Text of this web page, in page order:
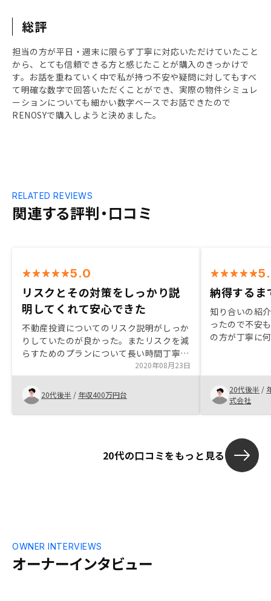
総評
担当の方が平日・週末に限らず丁寧に対応いただけていたこと
から、とても信頼できる方と感じたことが購入のきっかけで
す。お話を重ねていく中で私が持つ不安や疑問に対してもすべ
て明確な数字で回答いただくことができ、実際の物件シミュレ
ーションについても細かい数字ベースでお話できたので
RENOSYで購入しようと決めました。
関連する評判・口コミ
RELATED REVIEWS
5.0
リスクとその対策をしっかり説
明してくれて安心できた
不動産投資についてのリスク説明がしっか
りしていたのが良かった。またリスクを減
らすためのプランについて長い時間丁寧に
説明してもらえたので、安心して購入でき
た。
2020年08月23日
20代後半 / 年収400万円台
納得するま
知り合いの紹
ったので不安
の方が丁寧に
そやった方が
してくれまし
20代後半 /
式会社
20代の口コミをもっと見る
オーナーインタビュー
OWNER INTERVIEWS